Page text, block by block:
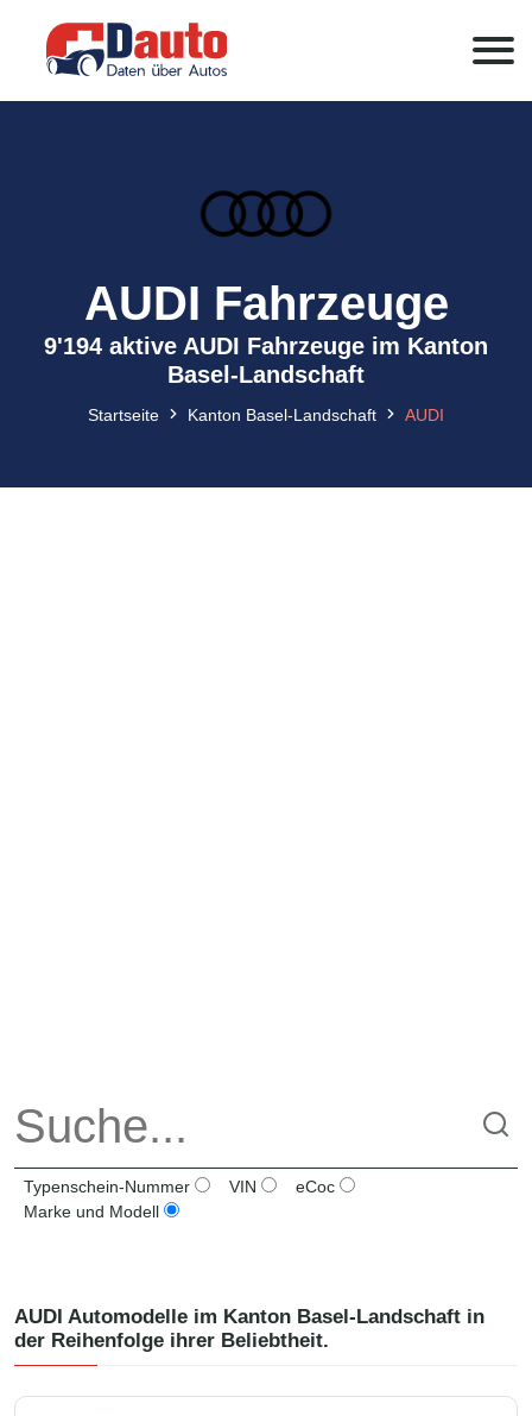
AUDI Fahrzeuge
9'194 aktive AUDI Fahrzeuge im Kanton
Basel-Landschaft
Startseite Kanton Basel-Landschaft AUDI
Typenschein-Nummer VIN
eCoc
Marke und Modell
AUDI Automodelle im Kanton Basel-Landschaft in
der Reihenfolge ihrer Beliebtheit.